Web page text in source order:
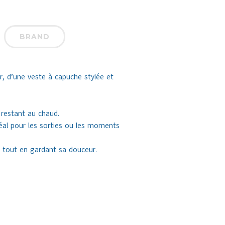
BRAND
d’une veste à capuche stylée et
au chaud.
pour les sorties ou les moments
en gardant sa douceur.